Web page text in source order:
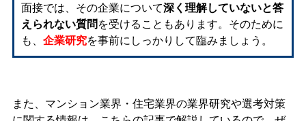
面接では、その企業について深く理解していないと答
えられない質問 を受けることもあります。そのために
も、 企業研究を事前にしっかりして臨みましょう。
また、マンション業界・住宅業界の業界研究や選考対策